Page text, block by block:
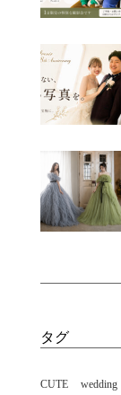
タグ
CUTE wedding